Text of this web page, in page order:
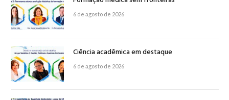
6 de agosto de 2026
Ciência acadêmica em destaque
6 de agosto de 2026